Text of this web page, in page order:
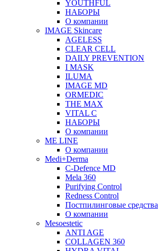
YOUTHFUL
НАБОРЫ
О компании
IMAGE Skincare
AGELESS
CLEAR CELL
DAILY PREVENTION
I MASK
ILUMA
IMAGE MD
ORMEDIC
THE MAX
VITAL C
НАБОРЫ
О компании
ME LINE
О компании
Medi+Derma
C-Defence MD
Mela 360
Purifying Control
Redness Control
Постпилинговые средства
О компании
Mesoestetic
ANTI AGE
COLLAGEN 360